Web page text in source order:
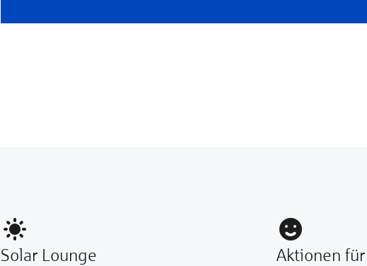
Solar Lounge Aktionen